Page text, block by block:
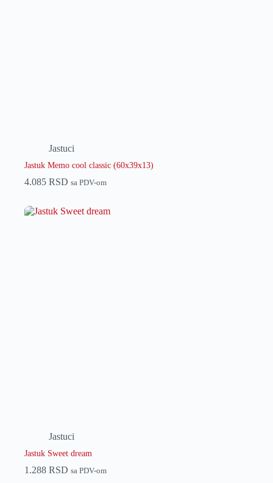
Jastuci
Jastuk Memo cool classic (60x39x13)
4.085 RSD sa PDV-om
Jastuci
Jastuk Sweet dream
1.288 RSD sa PDV-om